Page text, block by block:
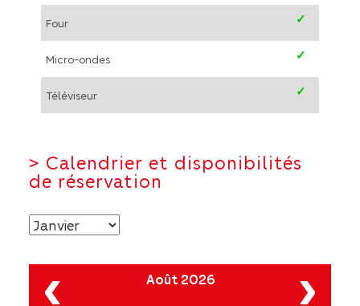
Four ✓
Micro-ondes ✓
Téléviseur ✓
> Calendrier et disponibilités
de réservation
‹ Août 2026 ›